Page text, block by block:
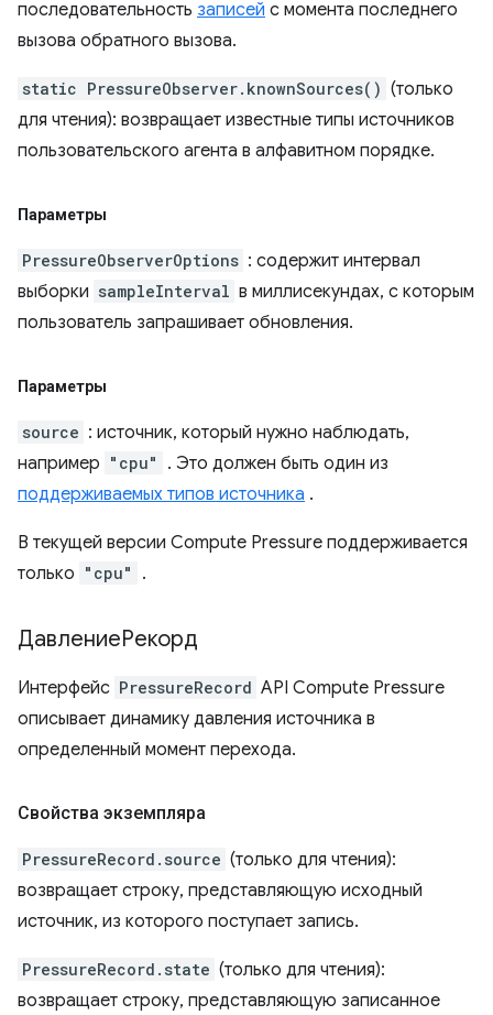
последовательность записей с момента последнего
вызова обратного вызова.
static PressureObserver.knownSources() (только
для чтения): возвращает известные типы источников
пользовательского агента в алфавитном порядке.
Параметры
PressureObserverOptions : содержит интервал
выборки sampleInterval в миллисекундах, с которым
пользователь запрашивает обновления.
Параметры
source : источник, который нужно наблюдать,
например "cpu"
. Это должен быть один из
поддерживаемых типов источника .
В текущей версии Compute Pressure поддерживается
только "cpu" .
ДавлениеРекорд
Интерфейс PressureRecord API Compute Pressure
описывает динамику давления источника в
определенный момент перехода.
Свойства экземпляра
PressureRecord.source (только для чтения):
возвращает строку, представляющую исходный
источник, из которого поступает запись.
PressureRecord.state (только для чтения):
возвращает строку, представляющую записанное